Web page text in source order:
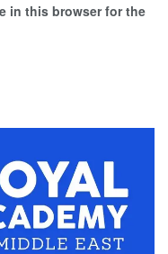
in this browser for the